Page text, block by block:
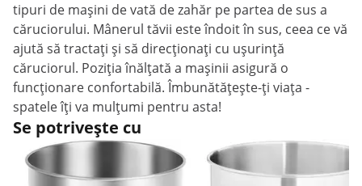
tipuri de mașini de vată de zahăr pe partea de sus a
căruciorului. Mânerul tăvii este îndoit în sus, ceea ce vă
ajută să tractați și să direcționați cu ușurință
căruciorul. Poziția înălțată a mașinii asigură o
funcționare confortabilă. Îmbunătățește-ți viața -
spatele îți va mulțumi pentru asta!
Se potrivește cu